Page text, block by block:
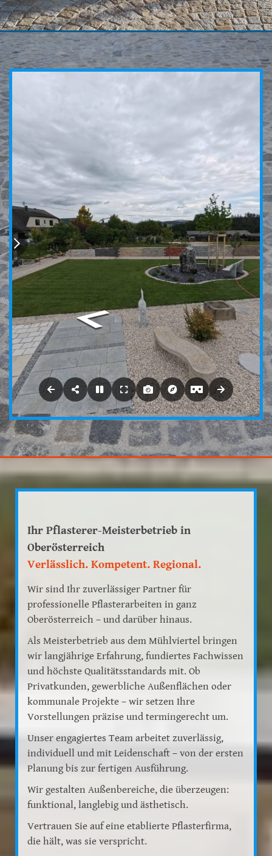
Ihr Pflasterer-Meisterbetrieb in
Oberösterreich
Verlässlich. Kompetent. Regional.
Wir sind Ihr zuverlässiger Partner für
professionelle Pflasterarbeiten in ganz
Oberösterreich – und darüber hinaus.
Als Meisterbetrieb aus dem Mühlviertel bringen
wir langjährige Erfahrung, fundiertes Fachwissen
und höchste Qualitätsstandards mit. Ob
Privatkunden, gewerbliche Außenflächen oder
kommunale Projekte – wir setzen Ihre
Vorstellungen präzise und termingerecht um.
Unser engagiertes Team arbeitet zuverlässig,
individuell und mit Leidenschaft – von der ersten
Planung bis zur fertigen Ausführung.
Wir gestalten Außenbereiche, die überzeugen:
funktional, langlebig und ästhetisch.
Vertrauen Sie auf eine etablierte Pflasterfirma,
die hält, was sie verspricht.